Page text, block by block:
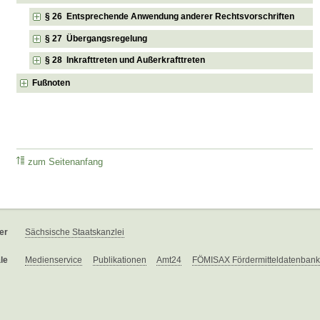
§ 26 Entsprechende Anwendung anderer Rechtsvorschriften
§ 27 Übergangsregelung
§ 28 Inkrafttreten und Außerkrafttreten
Fußnoten
zum Seitenanfang
Sächsische Staatskanzlei
Medienservice Publikationen Amt24 FÖMISAX Fördermitteldatenbank